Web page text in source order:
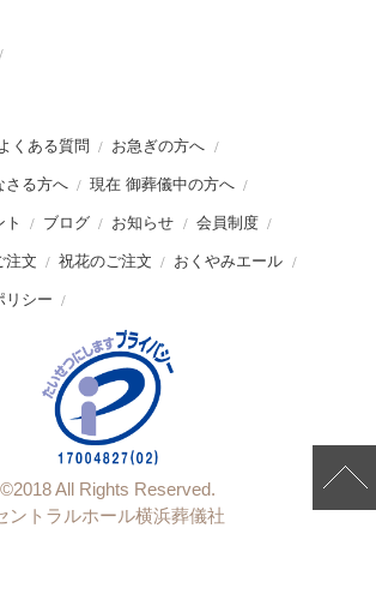
くある質問 お急ぎの方へ
さる方へ 現在 御葬儀中の方へ
ト ブログ お知らせ 会員制度
注文 祝花のご注文 おくやみエール
リシー
©︎2018 All Rights Reserved.
ントラルホール横浜葬儀社